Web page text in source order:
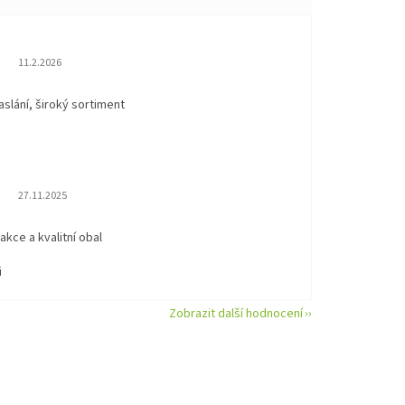
Hodnocení obchodu je 5 z 5 hvězdiček.
11.2.2026
široký sortiment
Hodnocení obchodu je 5 z 5 hvězdiček.
27.11.2025
a kvalitní obal
Zobrazit další hodnocení